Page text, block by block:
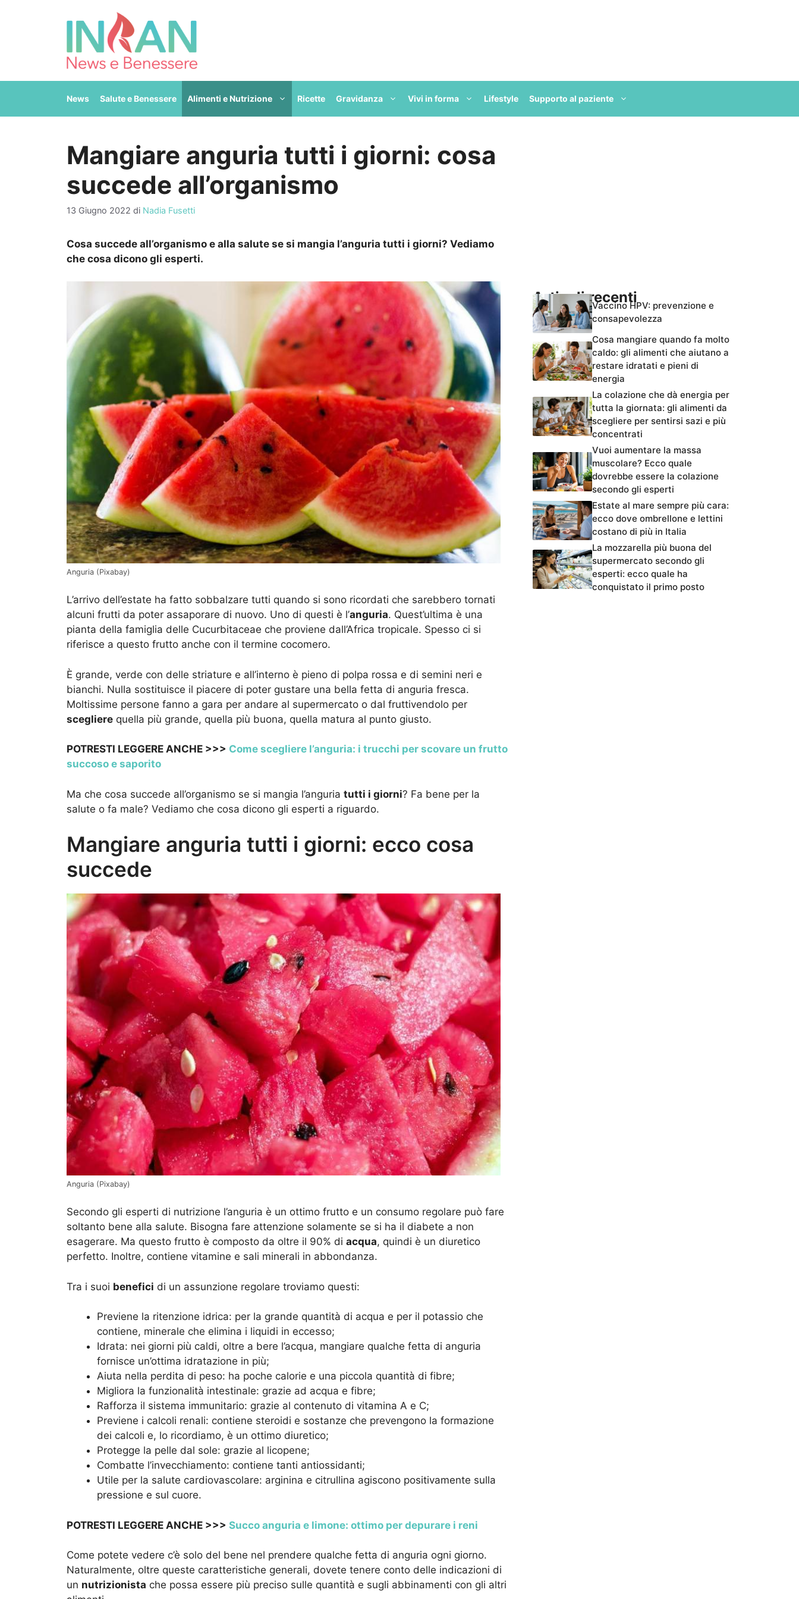
News Salute e Benessere Alimenti e Nutrizione Ricette Gravidanza Vivi in forma Lifestyle Supporto al paziente
Mangiare anguria tutti i giorni: cosa
succede all’organismo
13 Giugno 2022 di Nadia Fusetti
Cosa succede all’organismo e alla salute se si mangia l’anguria tutti i giorni? Vediamo
che cosa dicono gli esperti.
Anguria (Pixabay)
L’arrivo dell’estate ha fatto sobbalzare tutti quando si sono ricordati che sarebbero tornati
alcuni frutti da poter assaporare di nuovo. Uno di questi è l’anguria. Quest’ultima è una
pianta della famiglia delle Cucurbitaceae che proviene dall’Africa tropicale. Spesso ci si
riferisce a questo frutto anche con il termine cocomero.
È grande, verde con delle striature e all’interno è pieno di polpa rossa e di semini neri e
bianchi. Nulla sostituisce il piacere di poter gustare una bella fetta di anguria fresca.
Moltissime persone fanno a gara per andare al supermercato o dal fruttivendolo per
scegliere quella più grande, quella più buona, quella matura al punto giusto.
POTRESTI LEGGERE ANCHE >>> Come scegliere l’anguria: i trucchi per scovare un frutto
succoso e saporito
Ma che cosa succede all’organismo se si mangia l’anguria tutti i giorni? Fa bene per la
salute o fa male? Vediamo che cosa dicono gli esperti a riguardo.
Mangiare anguria tutti i giorni: ecco cosa
succede
Anguria (Pixabay)
Secondo gli esperti di nutrizione l’anguria è un ottimo frutto e un consumo regolare può fare
soltanto bene alla salute. Bisogna fare attenzione solamente se si ha il diabete a non
esagerare. Ma questo frutto è composto da oltre il 90% di acqua, quindi è un diuretico
perfetto. Inoltre, contiene vitamine e sali minerali in abbondanza.
Tra i suoi benefici di un assunzione regolare troviamo questi:
Previene la ritenzione idrica: per la grande quantità di acqua e per il potassio che
contiene, minerale che elimina i liquidi in eccesso;
Idrata: nei giorni più caldi, oltre a bere l’acqua, mangiare qualche fetta di anguria
fornisce un’ottima idratazione in più;
Aiuta nella perdita di peso: ha poche calorie e una piccola quantità di fibre;
Migliora la funzionalità intestinale: grazie ad acqua e fibre;
Rafforza il sistema immunitario: grazie al contenuto di vitamina A e C;
Previene i calcoli renali: contiene steroidi e sostanze che prevengono la formazione
dei calcoli e, lo ricordiamo, è un ottimo diuretico;
Protegge la pelle dal sole: grazie al licopene;
Combatte l’invecchiamento: contiene tanti antiossidanti;
Utile per la salute cardiovascolare: arginina e citrullina agiscono positivamente sulla
pressione e sul cuore.
POTRESTI LEGGERE ANCHE >>> Succo anguria e limone: ottimo per depurare i reni
Come potete vedere c’è solo del bene nel prendere qualche fetta di anguria ogni giorno.
Naturalmente, oltre queste caratteristiche generali, dovete tenere conto delle indicazioni di
un nutrizionista che possa essere più preciso sulle quantità e sugli abbinamenti con gli altri
Articoli recentiVaccino HPV: prevenzione e
consapevolezza
Cosa mangiare quando fa molto
caldo: gli alimenti che aiutano a
restare idratati e pieni di
energia
La colazione che dà energia per
tutta la giornata: gli alimenti da
scegliere per sentirsi sazi e più
concentrati
Vuoi aumentare la massa
muscolare? Ecco quale
dovrebbe essere la colazione
secondo gli esperti
Estate al mare sempre più cara:
ecco dove ombrellone e lettini
costano di più in Italia
La mozzarella più buona del
supermercato secondo gli
esperti: ecco quale ha
conquistato il primo posto